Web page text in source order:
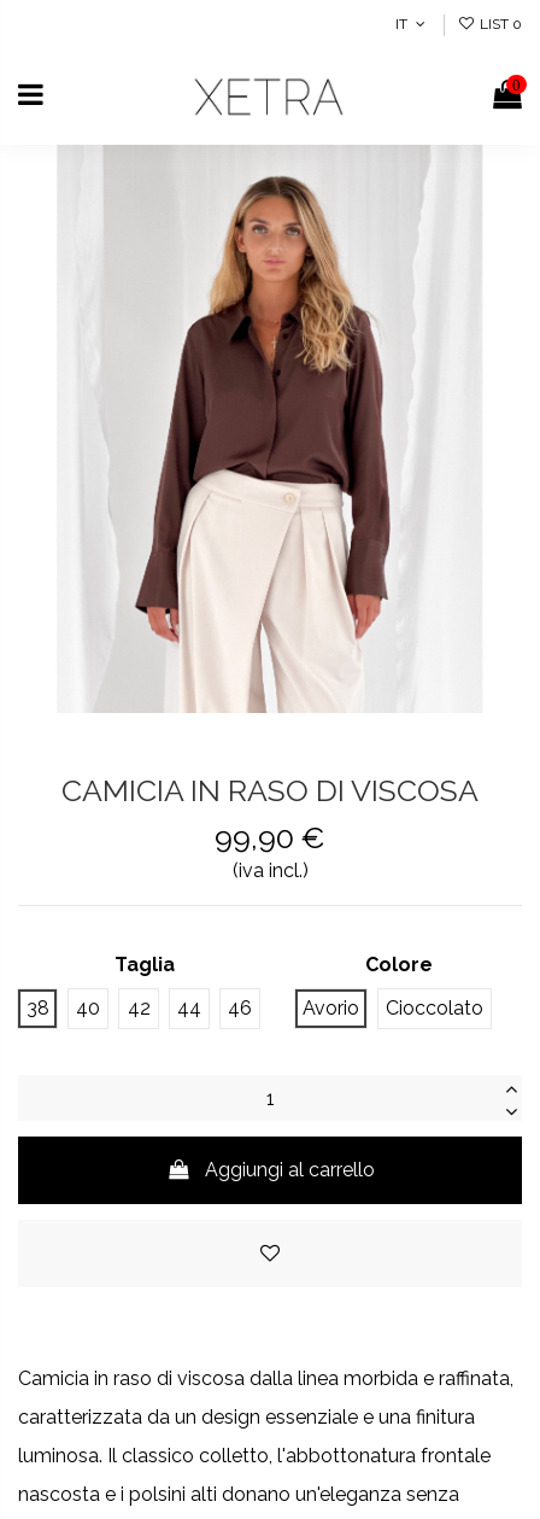
IT LIST 0
0
CAMICIA IN RASO DI VISCOSA
99,90 €
(iva incl.)
Taglia
38
40 42 44 46
Colore
Avorio
Cioccolato
Aggiungi al carrello
Camicia in raso di viscosa dalla linea morbida e raffinata,
caratterizzata da un design essenziale e una finitura
luminosa. Il classico colletto, l'abbottonatura frontale
nascosta e i polsini alti donano un'eleganza senza